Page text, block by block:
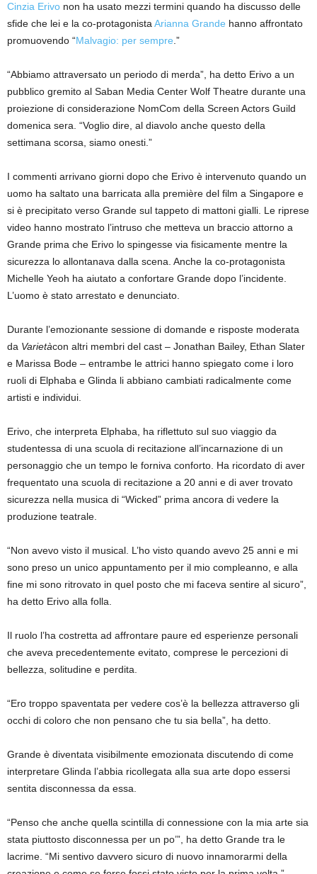
Cinzia Erivo non ha usato mezzi termini quando ha discusso delle
sfide che lei e la co-protagonista Arianna Grande hanno affrontato
promuovendo “Malvagio: per sempre .”
“Abbiamo attraversato un periodo di merda”, ha detto Erivo a un
pubblico gremito al Saban Media Center Wolf Theatre durante una
proiezione di considerazione NomCom della Screen Actors Guild
domenica sera. “Voglio dire, al diavolo anche questo della
settimana scorsa, siamo onesti.”
I commenti arrivano giorni dopo che Erivo è intervenuto quando un
uomo ha saltato una barricata alla première del film a Singapore e
si è precipitato verso Grande sul tappeto di mattoni gialli. Le riprese
video hanno mostrato l’intruso che metteva un braccio attorno a
Grande prima che Erivo lo spingesse via fisicamente mentre la
sicurezza lo allontanava dalla scena. Anche la co-protagonista
Michelle Yeoh ha aiutato a confortare Grande dopo l’incidente.
L’uomo è stato arrestato e denunciato.
Durante l’emozionante sessione di domande e risposte moderata
da Varietàcon altri membri del cast – Jonathan Bailey, Ethan Slater
e Marissa Bode – entrambe le attrici hanno spiegato come i loro
ruoli di Elphaba e Glinda li abbiano cambiati radicalmente come
artisti e individui.
Erivo, che interpreta Elphaba, ha riflettuto sul suo viaggio da
studentessa di una scuola di recitazione all’incarnazione di un
personaggio che un tempo le forniva conforto. Ha ricordato di aver
frequentato una scuola di recitazione a 20 anni e di aver trovato
sicurezza nella musica di “Wicked” prima ancora di vedere la
produzione teatrale.
“Non avevo visto il musical. L’ho visto quando avevo 25 anni e mi
sono preso un unico appuntamento per il mio compleanno, e alla
fine mi sono ritrovato in quel posto che mi faceva sentire al sicuro”,
ha detto Erivo alla folla.
Il ruolo l’ha costretta ad affrontare paure ed esperienze personali
che aveva precedentemente evitato, comprese le percezioni di
bellezza, solitudine e perdita.
“Ero troppo spaventata per vedere cos’è la bellezza attraverso gli
occhi di coloro che non pensano che tu sia bella”, ha detto.
Grande è diventata visibilmente emozionata discutendo di come
interpretare Glinda l’abbia ricollegata alla sua arte dopo essersi
sentita disconnessa da essa.
“Penso che anche quella scintilla di connessione con la mia arte sia
stata piuttosto disconnessa per un po’”, ha detto Grande tra le
lacrime. “Mi sentivo davvero sicuro di nuovo innamorarmi della